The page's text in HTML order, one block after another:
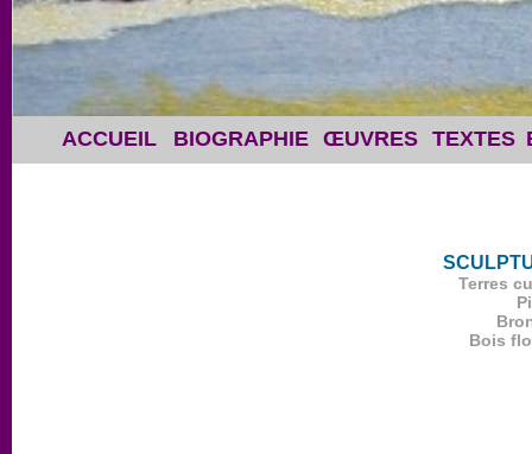
ACCUEIL BIOGRAPHIE ŒUVRES TEXTES
Terres
Bois